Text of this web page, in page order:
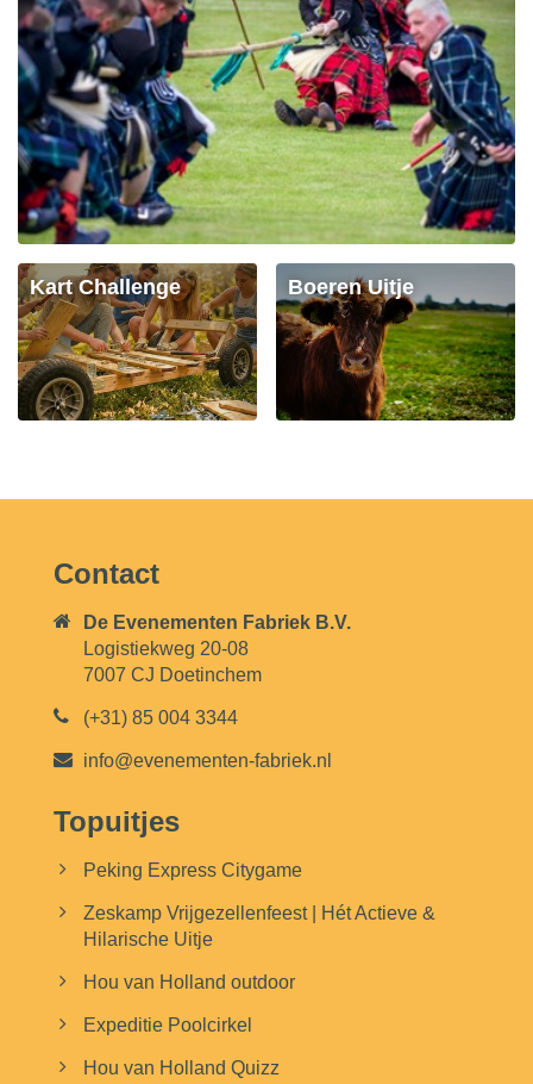
Kart Challenge Boeren Uitje
Contact
De Evenementen Fabriek B.V.
Logistiekweg 20-08
7007 CJ Doetinchem
(+31) 85 004 3344
info@evenementen-fabriek.nl
Topuitjes
Peking Express Citygame
Zeskamp Vrijgezellenfeest | Hét Actieve &
Hilarische Uitje
Hou van Holland outdoor
Expeditie Poolcirkel
Hou van Holland Quizz